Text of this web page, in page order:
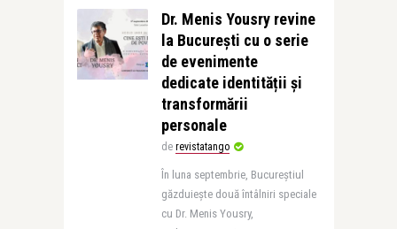
Dr. Menis Yousry revine
la București cu o serie
de evenimente
dedicate identității și
transformării
personale
de revistatango
În luna septembrie, Bucureștiul
găzduiește două întâlniri speciale
cu Dr. Menis Yousry,